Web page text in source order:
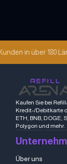
in über 180
Kaufen Sie bei
Kredit-/Debitkarte
ETH, BNB, DOGE,
Polygon und mehr.
Über uns